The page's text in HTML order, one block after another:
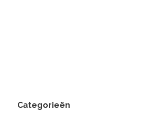
Categorieën